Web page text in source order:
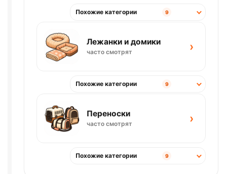
Похожие категории 9
Лежанки и домики
часто смотрят ›
Похожие категории 9
Переноски
часто смотрят ›
Похожие категории 9